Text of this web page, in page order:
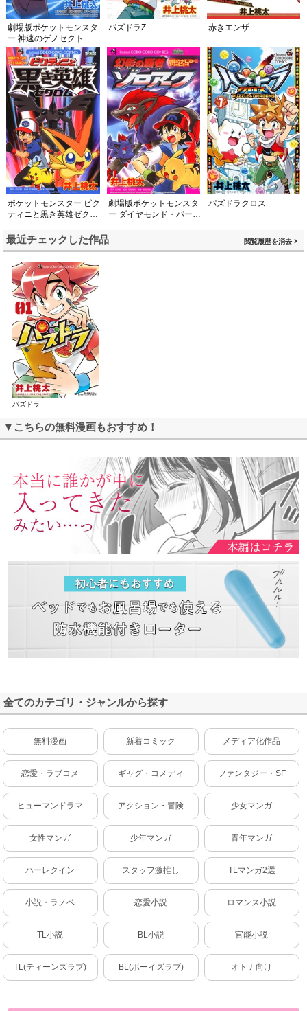
劇場版ポケットモンスタ
ー 神速のゲノセクト ミ
ュウツー覚醒
パズドラZ 赤きエンザ
ポケットモンスター ビク
ティニと黒き英雄ゼクロ
劇場版ポケットモンスタ
ー ダイヤモンド・パール
パズドラクロス
最近チェックした作品 閲覧履歴を消去
パズドラ
▼こちらの無料漫画もおすすめ！
全てのカテゴリ・ジャンルから探す
無料漫画 新着コミック メディア化作品
恋愛・ラブコメ ギャグ・コメディ ファンタジー・SF
ヒューマンドラマ アクション・冒険 少女マンガ
女性マンガ 少年マンガ 青年マンガ
ハーレクイン スタッフ激推し TLマンガ2選
小説・ラノベ 恋愛小説 ロマンス小説
TL小説 BL小説 官能小説
TL(ティーンズラブ) BL(ボーイズラブ) オトナ向け